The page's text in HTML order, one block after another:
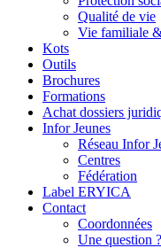
Qualité de vie
Vie familiale
Kots
Outils
Brochures
Formations
Achat dossiers
Infor Jeunes
Réseau Infor
Centres
Fédération
Label ERYICA
Contact
Coordonnées
Une question ?